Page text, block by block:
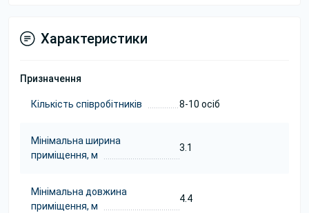
Характеристики
Призначення
Кількість співробітників 8-10 осіб
Мінімальна ширина
приміщення, м
3.1
Мінімальна довжина
приміщення, м
4.4